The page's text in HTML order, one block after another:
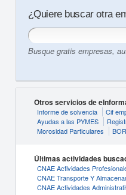
¿Quiere buscar otra
Busque gratis empresas,
Otros servicios de
Informe de solvencia Cif
Ayudas a las PYMES
Morosidad Particulares
Últimas actividades
CNAE Actividades
CNAE Transporte Y
CNAE Actividades